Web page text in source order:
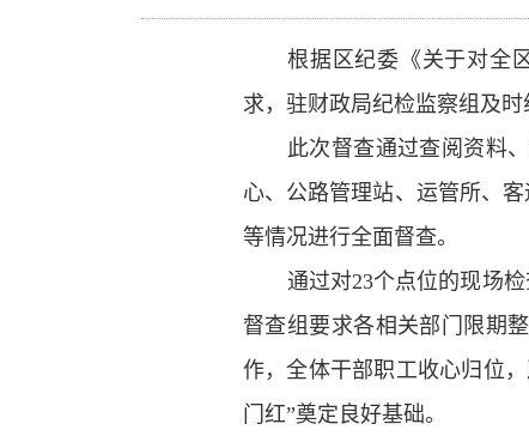
根据区纪委《关于对全
求，驻财政局纪检监察组及
此次督查通过查阅资料
心、公路管理站、运管所、
等情况进行全面督查。
通过对23个点位的现场
督查组要求各相关部门限期
作，全体干部职工收心归位
门红”奠定良好基础。